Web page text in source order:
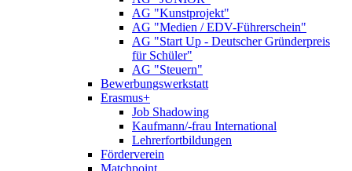
AG "Kunstprojekt"
AG "Medien / EDV-Führerschein"
AG "Start Up - Deutscher Gründerpreis
für Schüler"
AG "Steuern"
Bewerbungswerkstatt
Erasmus+
Job Shadowing
Kaufmann/-frau International
Lehrerfortbildungen
Förderverein